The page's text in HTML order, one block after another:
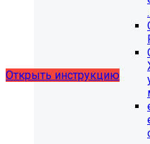
SF4: Сведения об
выпущено обновление
разделе "Педагогический
можно разместить
Открыть инструкцию